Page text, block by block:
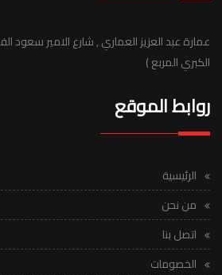
عمارة عبد العزيز العماري , شارع الامير سعود
الكبري المربع )
روابط الموقع
الرئيسية
من نحن
اتصل بنا
الخصومات